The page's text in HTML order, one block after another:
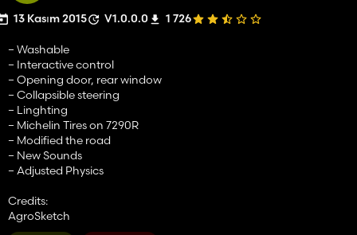
13 Kasım 2015 V1.0.0.0 1 726
– Washable
– Interactive control
– Opening door, rear window
– Collapsible steering
– Linghting
– Michelin Tires on 7290R
– Modified the road
– New Sounds
– Adjusted Physics
Credits:
AgroSketch